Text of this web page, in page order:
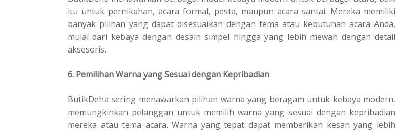
itu untuk pernikahan, acara formal, pesta, maupun acara santai. Mereka memiliki
banyak pilihan yang dapat disesuaikan dengan tema atau kebutuhan acara Anda,
mulai dari kebaya dengan desain simpel hingga yang lebih mewah dengan detail
aksesoris.
6. Pemilihan Warna yang Sesuai dengan Kepribadian
ButikDeha sering menawarkan pilihan warna yang beragam untuk kebaya modern,
memungkinkan pelanggan untuk memilih warna yang sesuai dengan kepribadian
mereka atau tema acara. Warna yang tepat dapat memberikan kesan yang lebih